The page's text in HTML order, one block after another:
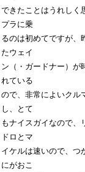
できたことはうれしく
プラに乗
るのは初めてですが、
たウェイ
ン（・ガードナー）が
れている
ので、非常によいクル
し、とて
もナイスガイなので、
ドロとマ
イケルは速いので、つ
にがおこ